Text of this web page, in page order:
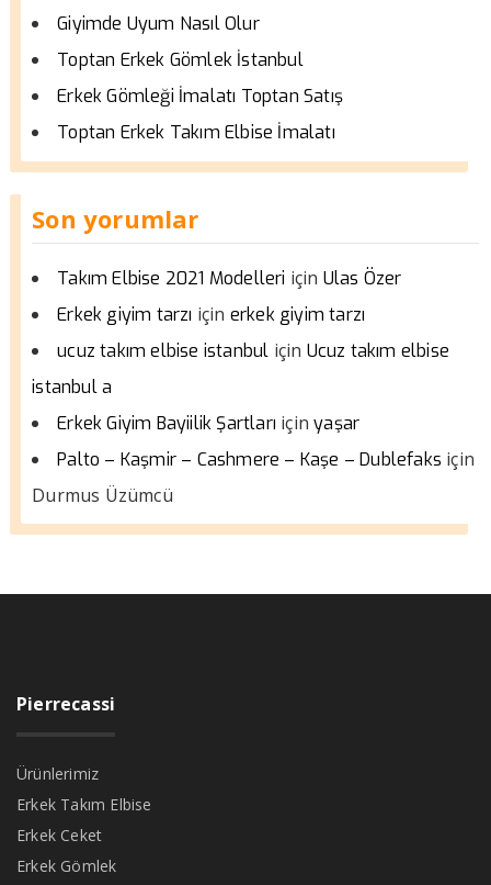
Giyimde Uyum Nasıl Olur
Toptan Erkek Gömlek İstanbul
Erkek Gömleği İmalatı Toptan Satış
Toptan Erkek Takım Elbise İmalatı
Son yorumlar
Takım Elbise 2021 Modelleri için Ulas Özer
Erkek giyim tarzı için erkek giyim tarzı
ucuz takım elbise istanbul için Ucuz takım elbise
istanbul a
Erkek Giyim Bayiilik Şartları içinyaşar
Palto – Kaşmir – Cashmere – Kaşe – Dublefaks için
Durmus Üzümcü
Pierrecassi
Ürünlerimiz
Erkek Takım Elbise
Erkek Ceket
Erkek Gömlek